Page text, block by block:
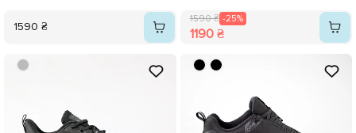
1590 ₴
1590 ₴ -25%
1190 ₴